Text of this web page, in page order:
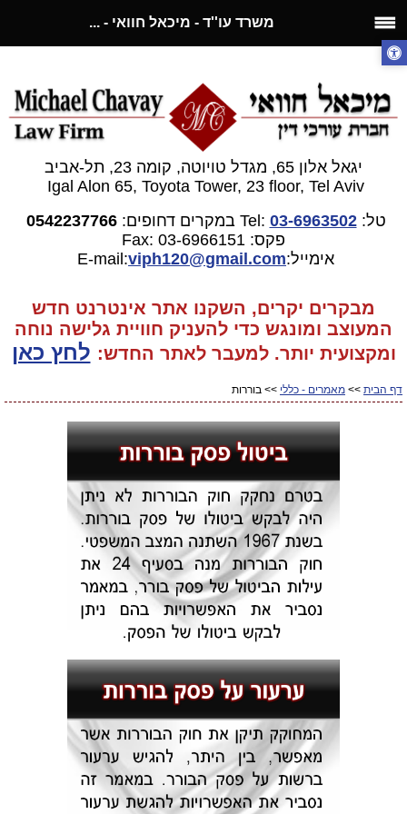
משרד עו''ד - מיכאל חוואי - ...
יגאל אלון 65, מגדל טויוטה, קומה 23, תל-אביב
Igal Alon 65, Toyota Tower, 23 floor, Tel Aviv
טל:03-6963502
Tel: במקרים דחופים:0542237766
פקס: 03-6966151
Fax:
אימייל:E-mail:
viph120@gmail.com
מבקרים יקרים, השקנו אתר אינטרנט חדש
המעוצב ומונגש כדי להעניק חוויית גלישה נוחה
ומקצועית יותר. למעבר לאתר החדש: לחץ כאן
דף הבית >> מאמרים - כללי >> בוררות